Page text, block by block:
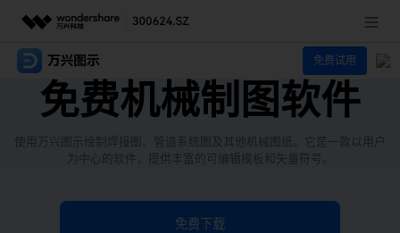
推荐产品
AIGC数字创意
实用工具
政企服务
新闻中心
关于万兴
免费试用
免费机械制图软件
使用万兴图示绘制焊接图、管道系统图及其他机械图纸。它是一款以用户
为中心的软件，提供丰富的可编辑模板和矢量符号。
免费下载